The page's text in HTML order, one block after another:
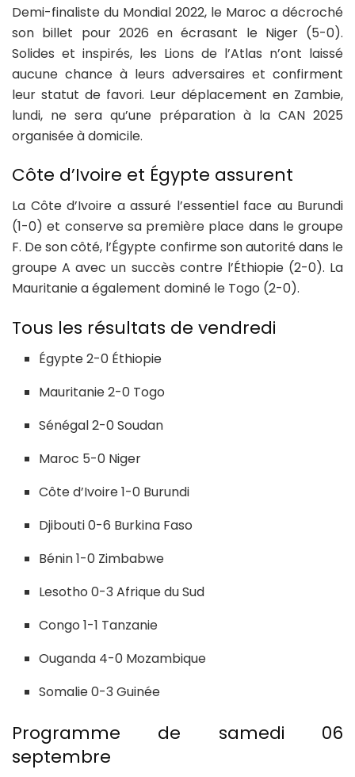
Demi-finaliste du Mondial 2022, le Maroc a décroché
son billet pour 2026 en écrasant le Niger (5-0).
Solides et inspirés, les Lions de l’Atlas n’ont laissé
aucune chance à leurs adversaires et confirment
leur statut de favori. Leur déplacement en Zambie,
lundi, ne sera qu’une préparation à la CAN 2025
organisée à domicile.
Côte d’Ivoire et Égypte assurent
La Côte d’Ivoire a assuré l’essentiel face au Burundi
(1-0) et conserve sa première place dans le groupe
F. De son côté, l’Égypte confirme son autorité dans le
groupe A avec un succès contre l’Éthiopie (2-0). La
Mauritanie a également dominé le Togo (2-0).
Tous les résultats de vendredi
Égypte 2-0 Éthiopie
Mauritanie 2-0 Togo
Sénégal 2-0 Soudan
Maroc 5-0 Niger
Côte d’Ivoire 1-0 Burundi
Djibouti 0-6 Burkina Faso
Bénin 1-0 Zimbabwe
Lesotho 0-3 Afrique du Sud
Congo 1-1 Tanzanie
Ouganda 4-0 Mozambique
Somalie 0-3 Guinée
Programme de samedi 06
septembre